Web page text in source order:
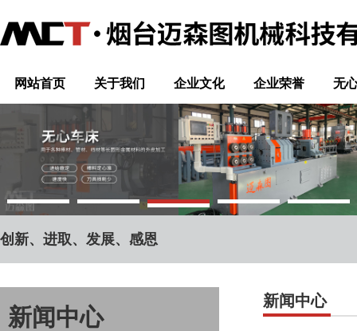
网站首页 关于我们 企业文化 企业荣誉 无
创新、进取、发展、感恩
新闻中心
新闻中心